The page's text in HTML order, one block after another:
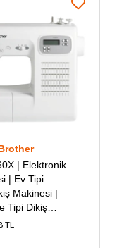
| Elektronik
| Ev Tipi
Makinesi |
Tipi Dikiş
TL